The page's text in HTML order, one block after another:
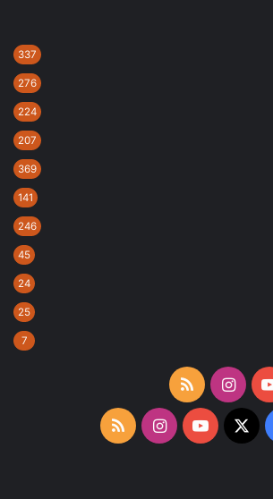
337
276
224
207
369
141
246
45
24
25
7
‫YouTubeانستقرامملخص
الموقع
فيسبوك
‫X
‫YouTubeانستقرامملخص